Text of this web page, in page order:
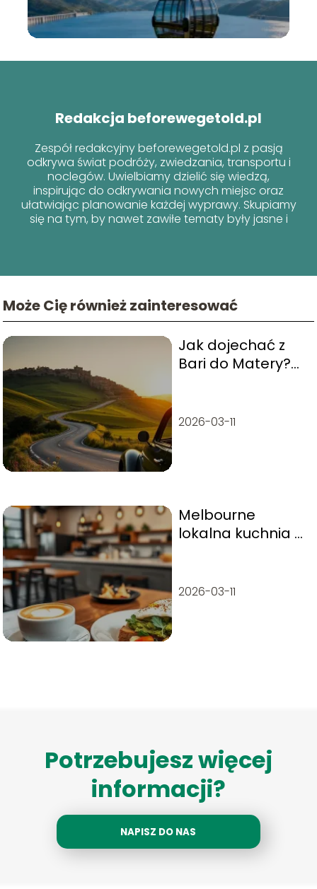
Redakcja beforewegetold.pl
Zespół redakcyjny beforewegetold.pl z pasją
odkrywa świat podróży, zwiedzania, transportu i
noclegów. Uwielbiamy dzielić się wiedzą,
inspirując do odkrywania nowych miejsc oraz
ułatwiając planowanie każdej wyprawy. Skupiamy
się na tym, by nawet zawiłe tematy były jasne i
Może Cię również zainteresować
Jak dojechać z
Bari do Matery?
opcjach
2026-03-11
Melbourne
lokalna kuchnia –
2026-03-11
Potrzebujesz więcej
informacji?
NAPISZ DO NAS